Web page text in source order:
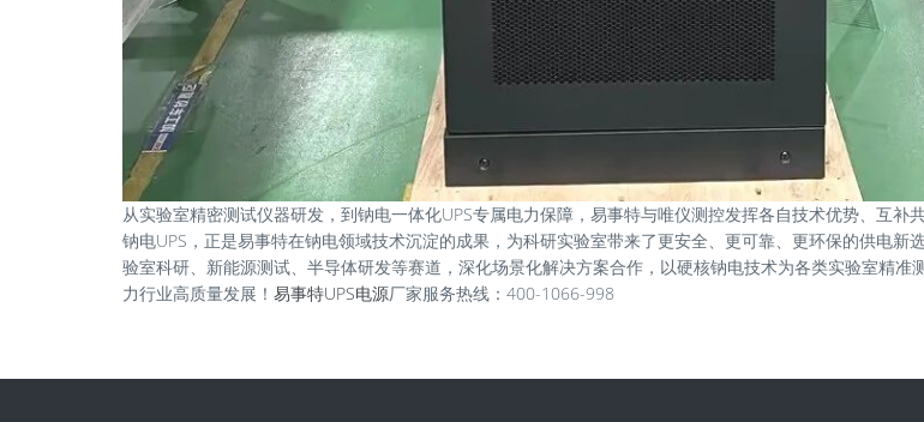
从实验室精密测试仪器研发，到钠电一体化UPS专属电力保障，易事特与唯仪测控发挥各自技术优势、互补
钠电UPS，正是易事特在钠电领域技术沉淀的成果，为科研实验室带来了更安全、更可靠、更环保的供电新
验室科研、新能源测试、半导体研发等赛道，深化场景化解决方案合作，以硬核钠电技术为各类实验室精准
力行业高质量发展！ 易事特UPS电源厂家服务热线：400-1066-998